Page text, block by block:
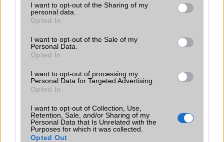
not limited to your visit or usage behaviour. You may click to
grant or deny consent to Google and its third-party tags to
use your data for below specified purposes in below Google
consent section.
I want to opt-out of the Sharing of my
personal data.
Opted In
I want to opt-out of the Sale of my
Personal Data.
Opted In
I want to opt-out of processing my
Personal Data for Targeted Advertising.
Opted In
I want to opt-out of Collection, Use,
Retention, Sale, and/or Sharing of my
Personal Data that Is Unrelated with the
Purposes for which it was collected.
Opted Out
Funkciók
Kibírja, ha 2 méter magasból
Brand Nincs
Védelem
Limited Edition Nincs
SAR
N/A = Nincs adat. Legutóbbi frissítés: 2026-07-13 19:00:00